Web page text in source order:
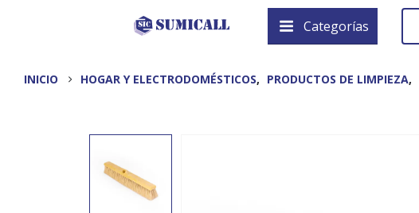
Categorías
INICIO HOGAR Y ELECTRODOMÉSTICOS, PRODUCTOS DE LIMPIEZA,